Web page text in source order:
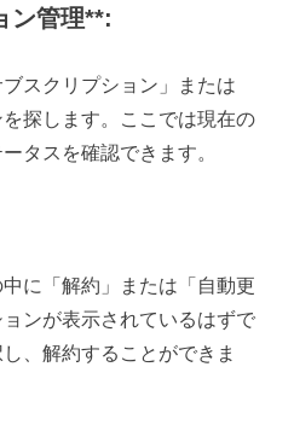
ン管理**:
スクリプション」または
を探します。ここでは現在の
タスを確認できます。
に「解約」または「自動更
ンが表示されているはずで
、解約することができま